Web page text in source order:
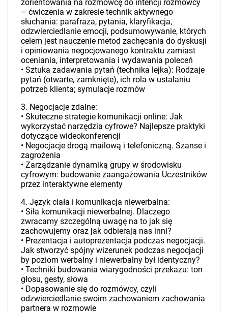
zorientowania na rozmówcę do intencji rozmówcy
– ćwiczenia w zakresie technik aktywnego
słuchania: parafraza, pytania, klaryfikacja,
odzwierciedlanie emocji, podsumowywanie, których
celem jest nauczenie metod zachęcania do dyskusji
i opiniowania negocjowanego kontraktu zamiast
oceniania, interpretowania i wydawania poleceń
• Sztuka zadawania pytań (technika lejka): Rodzaje
pytań (otwarte, zamknięte), ich rola w ustalaniu
potrzeb klienta; symulacje rozmów
3. Negocjacje zdalne:
• Skuteczne strategie komunikacji online: Jak
wykorzystać narzędzia cyfrowe? Najlepsze praktyki
dotyczące wideokonferencji
• Negocjacje drogą mailową i telefoniczną. Szanse i
zagrożenia
• Zarządzanie dynamiką grupy w środowisku
cyfrowym: budowanie zaangażowania Uczestników
przez interaktywne elementy
4. Język ciała i komunikacja niewerbalna:
• Siła komunikacji niewerbalnej. Dlaczego
zwracamy szczególną uwagę na to jak się
zachowujemy oraz jak odbierają nas inni?
• Prezentacja i autoprezentacja podczas negocjacji.
Jak stworzyć spójny wizerunek podczas negocjacji
by poziom werbalny i niewerbalny był identyczny?
• Techniki budowania wiarygodności przekazu: ton
głosu, gesty, słowa
• Dopasowanie się do rozmówcy, czyli
odzwierciedlanie swoim zachowaniem zachowania
partnera w rozmowie